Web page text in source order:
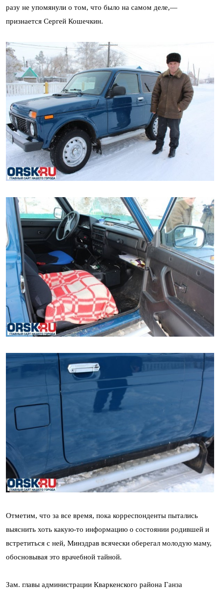
разу не упомянули о том, что было на самом деле,—
признается Сергей Кошечкин.
Отметим, что за все время, пока корреспонденты пытались
выяснить хоть какую-то информацию о состоянии родившей и
встретиться с ней, Минздрав всячески оберегал молодую маму,
обосновывая это врачебной тайной.
Зам. главы администрации Кваркенского района Ганза